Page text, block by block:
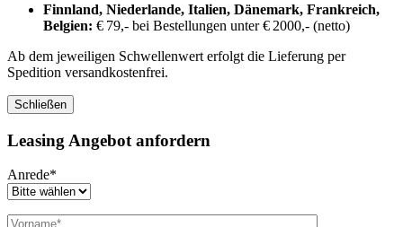
Finnland, Niederlande, Italien, Dänemark, Frankreich,
Belgien: € 79,- bei Bestellungen unter € 2000,- (netto)
Ab dem jeweiligen Schwellenwert erfolgt die Lieferung per
Spedition versandkostenfrei.
Schließen
Leasing Angebot anfordern
Anrede*